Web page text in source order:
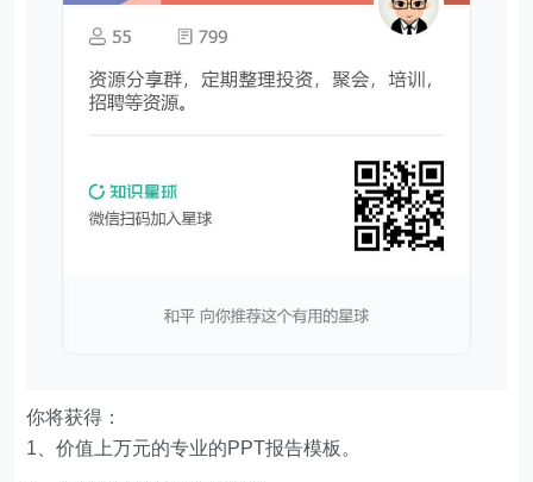
你将获得：
1、价值上万元的专业的PPT报告模板。